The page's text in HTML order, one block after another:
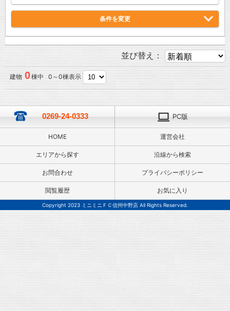
条件を変更
並び替え：
建物 0棟中 0～0棟表示
0269-24-0333 PC版
HOME 運営会社
エリアから探す 沿線から検索
お問合わせ プライバシーポリシー
閲覧履歴 お気に入り
Copyright 2023 ミニミニＦＣ信州中野店 All Rights Reserved.